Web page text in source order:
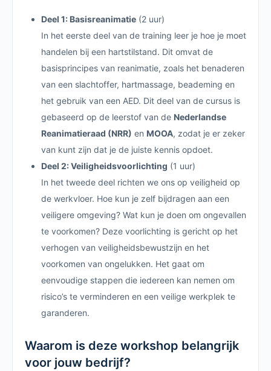
Deel 1: Basisreanimatie (2 uur)
In het eerste deel van de training leer je hoe je moet
handelen bij een hartstilstand. Dit omvat de
basisprincipes van reanimatie, zoals het benaderen
van een slachtoffer, hartmassage, beademing en
het gebruik van een AED. Dit deel van de cursus is
gebaseerd op de leerstof van de Nederlandse
Reanimatieraad (NRR) en MOOA, zodat je er zeker
van kunt zijn dat je de juiste kennis opdoet.
Deel 2: Veiligheidsvoorlichting (1 uur)
In het tweede deel richten we ons op veiligheid op
de werkvloer. Hoe kun je zelf bijdragen aan een
veiligere omgeving? Wat kun je doen om ongevallen
te voorkomen? Deze voorlichting is gericht op het
verhogen van veiligheidsbewustzijn en het
voorkomen van ongelukken. Het gaat om
eenvoudige stappen die iedereen kan nemen om
risico’s te verminderen en een veilige werkplek te
garanderen.
Waarom is deze workshop belangrijk
voor jouw bedrijf?